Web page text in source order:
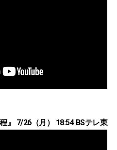
』 7/26（月） 18:54 BSテレ東